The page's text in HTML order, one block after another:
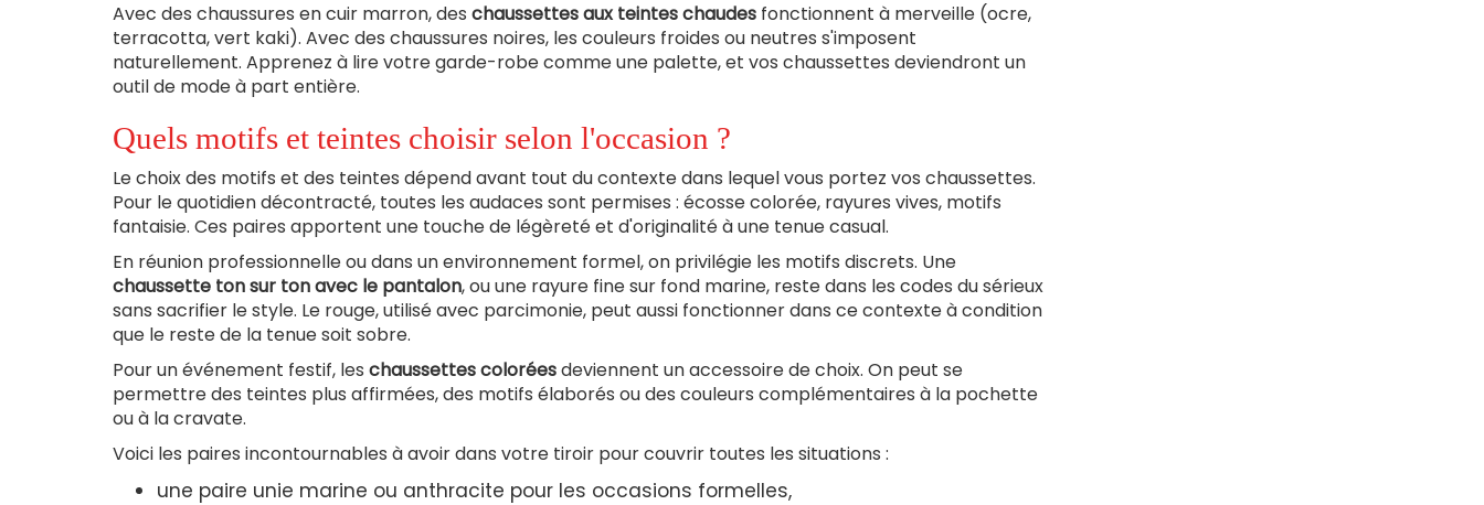
Avec des chaussures en cuir marron, des chaussettes aux teintes chaudes fonctionnent à merveille (ocre,
terracotta, vert kaki). Avec des chaussures noires, les couleurs froides ou neutres s'imposent
naturellement. Apprenez à lire votre garde-robe comme une palette, et vos chaussettes deviendront un
outil de mode à part entière.
Quels motifs et teintes choisir selon l'occasion ?
Le choix des motifs et des teintes dépend avant tout du contexte dans lequel vous portez vos chaussettes.
Pour le quotidien décontracté, toutes les audaces sont permises : écosse colorée, rayures vives, motifs
fantaisie. Ces paires apportent une touche de légèreté et d'originalité à une tenue casual.
En réunion professionnelle ou dans un environnement formel, on privilégie les motifs discrets. Une
chaussette ton sur ton avec le pantalon, ou une rayure fine sur fond marine, reste dans les codes du sérieux
sans sacrifier le style. Le rouge, utilisé avec parcimonie, peut aussi fonctionner dans ce contexte à condition
que le reste de la tenue soit sobre.
Pour un événement festif, les chaussettes coloréesdeviennent un accessoire de choix. On peut se
permettre des teintes plus affirmées, des motifs élaborés ou des couleurs complémentaires à la pochette
ou à la cravate.
Voici les paires incontournables à avoir dans votre tiroir pour couvrir toutes les situations :
une paire unie marine ou anthracite pour les occasions formelles,